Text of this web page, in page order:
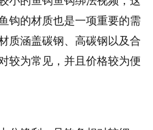
钩的材质也是一项重要的需
质涵盖碳钢、高碳钢以及合
较为常见，并且价格较为便